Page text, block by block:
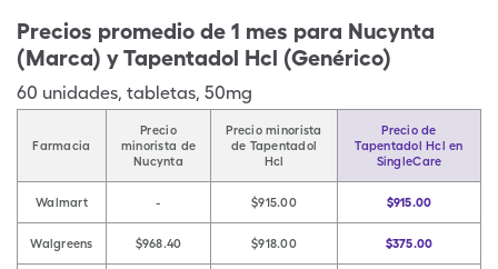
Precios promedio de 1 mes para Nucynta
(Marca) y Tapentadol Hcl (Genérico)
60 unidades, tabletas, 50mg
Farmacia
Precio
minorista de
Nucynta
Precio minorista
de Tapentadol
Hcl
Precio de
Tapentadol Hcl en
SingleCare
Walmart - $915.00 $915.00
Walgreens $968.40 $918.00 $375.00